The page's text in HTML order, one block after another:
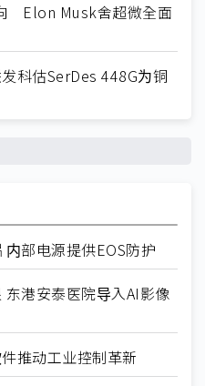
Elon Musk舍超微全面
科估SerDes 448G为铜
部电源提供EOS防护
港安泰医院导入AI影像
推动工业控制革新